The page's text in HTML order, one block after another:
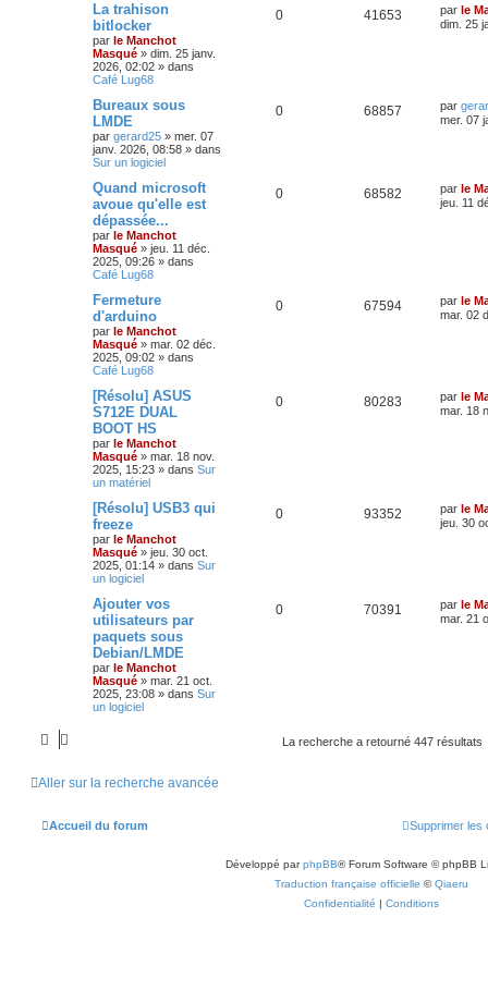
La trahison
bitlocker
par le Manchot
Masqué » dim. 25 janv.
2026, 02:02 » dans
Café Lug68
0 41653 par le
dim. 25
Bureaux sous
LMDE
par gerard25 » mer. 07
janv. 2026, 08:58 » dans
Sur un logiciel
0 68857 par
mer. 07
Quand microsoft
avoue qu'elle est
dépassée...
par le Manchot
Masqué » jeu. 11 déc.
2025, 09:26 » dans
Café Lug68
0 68582 par le
jeu. 11
Fermeture
d'arduino
par le Manchot
Masqué » mar. 02 déc.
2025, 09:02 » dans
Café Lug68
0 67594 par le
mar. 02
[Résolu] ASUS
S712E DUAL
BOOT HS
par le Manchot
Masqué » mar. 18 nov.
2025, 15:23 » dans Sur
un matériel
0 80283 par le
mar. 18
[Résolu] USB3 qui
freeze
par le Manchot
Masqué » jeu. 30 oct.
2025, 01:14 » dans Sur
un logiciel
0 93352 par le
jeu. 30
Ajouter vos
utilisateurs par
paquets sous
Debian/LMDE
par le Manchot
Masqué » mar. 21 oct.
2025, 23:08 » dans Sur
un logiciel
0 70391 par le
mar. 21
La recherche a retourné 447 résultats
Aller sur la recherche avancée
Accueil du forum Supprimer les
Développé parphpBB® Forum Software © phpBB
Traduction française officielle ©Qiaeru
Confidentialité | Conditions